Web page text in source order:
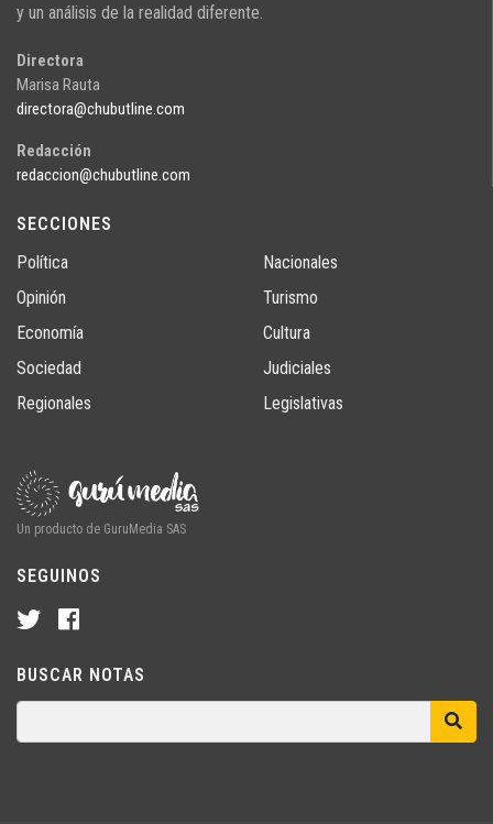
y un análisis de la realidad diferente.
Directora
Marisa Rauta
directora@chubutline.com
Redacción
redaccion@chubutline.com
SECCIONES
Política
Opinión
Economía
Sociedad
Regionales
Nacionales
Turismo
Cultura
Judiciales
Legislativas
Un producto de GuruMedia SAS
SEGUINOS
BUSCAR NOTAS